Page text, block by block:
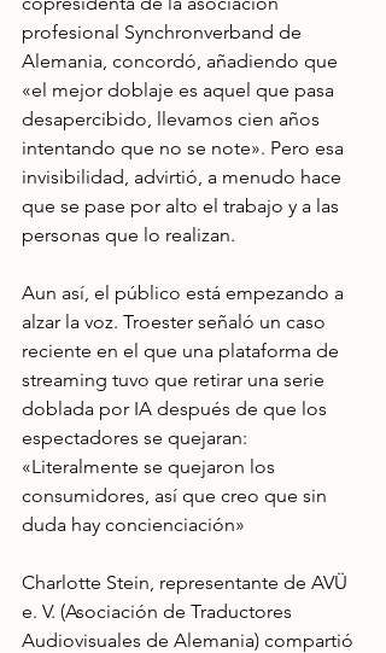
profesional Synchronverband de
Alemania, concordó, añadiendo que
«el mejor doblaje es aquel que pasa
desapercibido, llevamos cien años
intentando que no se note». Pero esa
invisibilidad, advirtió, a menudo hace
que se pase por alto el trabajo y a las
personas que lo realizan.
Aun así, el público está empezando a
alzar la voz. Troester señaló un caso
reciente en el que una plataforma de
streaming tuvo que retirar una serie
doblada por IA después de que los
espectadores se quejaran:
«Literalmente se quejaron los
consumidores, así que creo que sin
duda hay concienciación»
Charlotte Stein, representante de AVÜ
e. V. (Asociación de Traductores
Audiovisuales de Alemania) compartió